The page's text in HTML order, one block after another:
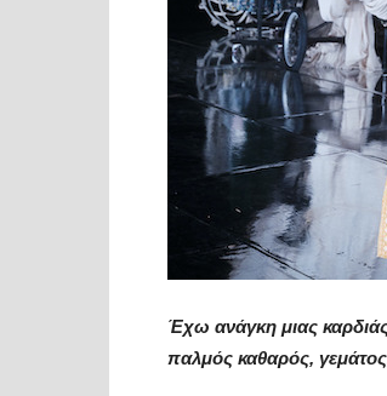
Έχω ανάγκη μιας
παλμός καθαρός,